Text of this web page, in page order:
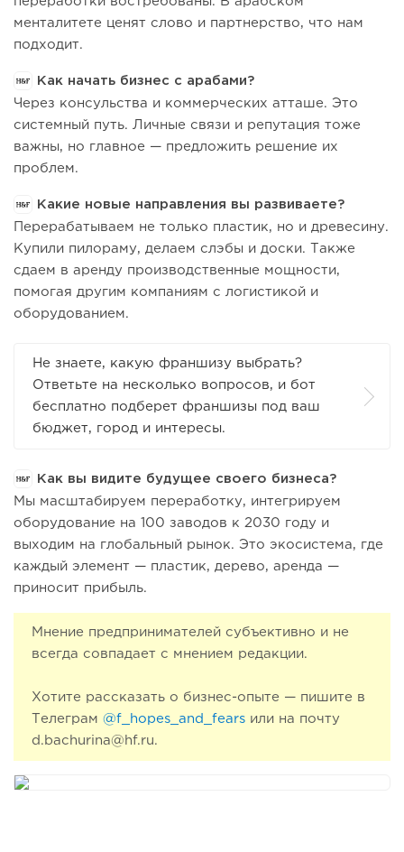
менталитете ценят слово и партнерство, что нам
подходит.
Как начать бизнес с арабами?
Через консульства и коммерческих атташе. Это
системный путь. Личные связи и репутация тоже
важны, но главное — предложить решение их
проблем.
Какие новые направления вы развиваете?
Перерабатываем не только пластик, но и древесину.
Купили пилораму, делаем слэбы и доски. Также
сдаем в аренду производственные мощности,
помогая другим компаниям с логистикой и
оборудованием.
Не знаете, какую франшизу выбрать?
Ответьте на несколько вопросов, и бот
бесплатно подберет франшизы под ваш
бюджет, город и интересы.
Как вы видите будущее своего бизнеса?
Мы масштабируем переработку, интегрируем
оборудование на 100 заводов к 2030 году и
выходим на глобальный рынок. Это экосистема, где
каждый элемент — пластик, дерево, аренда —
приносит прибыль.
Мнение предпринимателей субъективно и не
всегда совпадает с мнением редакции.
Хотите рассказать о бизнес-опыте — пишите в
Телеграм @f_hopes_and_fears или на почту
d.bachurina@hf.ru.